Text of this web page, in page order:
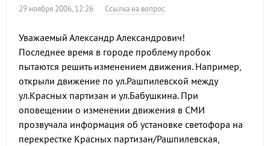
29 ноября 2006, 12:26 Ссылка на вопрос
Уважаемый Александр Александрович!
Последнее время в городе проблему пробок
пытаются решить изменением движения. Например,
открыли движение по ул.Рашпилевской между
ул.Красных партизан и ул.Бабушкина. При
оповещении о изменении движения в СМИ
прозвучала информация об установке светофора на
перекрестке Красных партизан/Рашпилевская,